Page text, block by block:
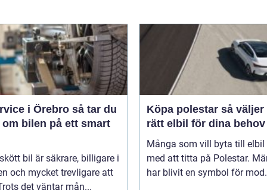
i Örebro så tar du
om bilen på ett smart
bil är säkrare, billigare i
och mycket trevligare att
det väntar mån...
Köpa polestar så väljer du
rätt elbil för dina behov
Många som vill byta till elbil
med att titta på Polestar.
har blivit en symbol för